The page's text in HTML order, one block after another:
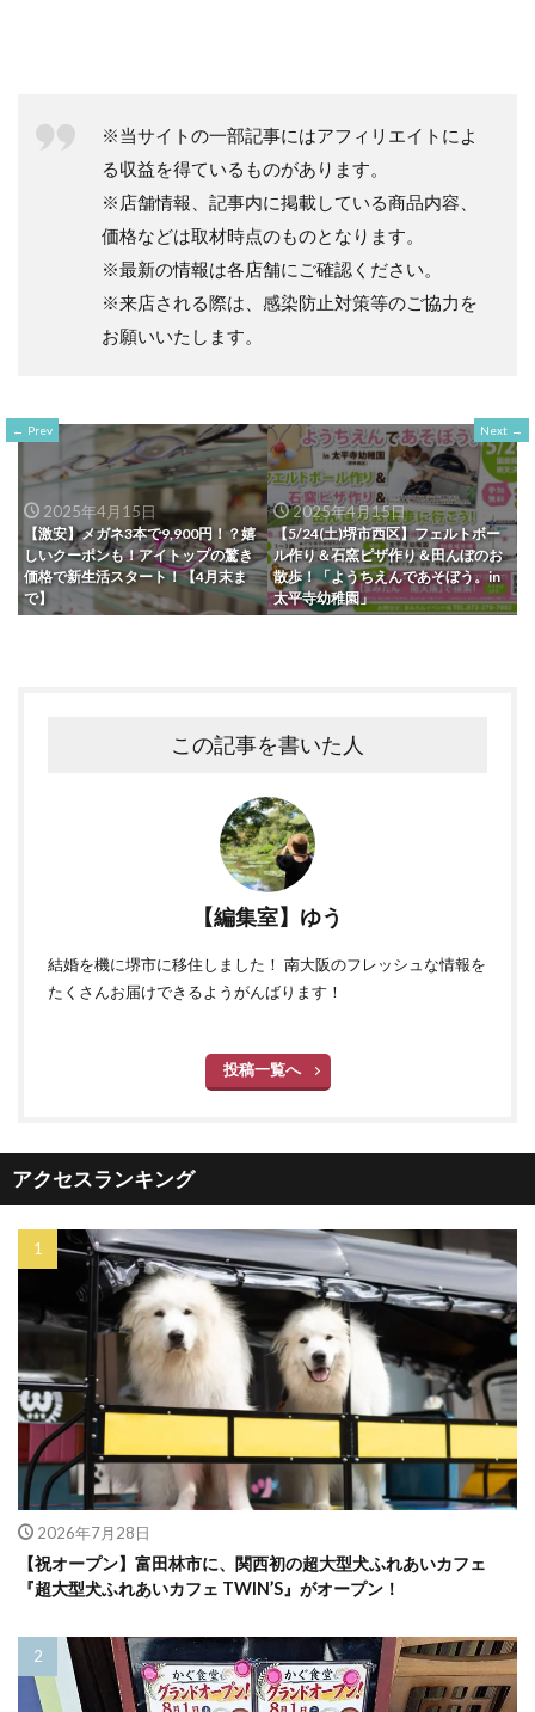
※当サイトの一部記事にはアフィリエイトによ
る収益を得ているものがあります。
※店舗情報、記事内に掲載している商品内容、
価格などは取材時点のものとなります。
※最新の情報は各店舗にご確認ください。
※来店される際は、感染防止対策等のご協力を
お願いいたします。
Prev
2025年4月15日
【激安】メガネ3本で9,900円！？嬉
しいクーポンも！アイトップの驚き
価格で新生活スタート！【4月末ま
で】
Next
2025年4月15日
【5/24(土)堺市西区】フェルトボー
ル作り＆石窯ピザ作り＆田んぼのお
散歩！「ようちえんであそぼう。in
太平寺幼稚園」
この記事を書いた人
【編集室】ゆう
結婚を機に堺市に移住しました！ 南大阪のフレッシュな情報を
たくさんお届けできるようがんばります！
投稿一覧へ
アクセスランキング
2026年7月28日
【祝オープン】富田林市に、関西初の超大型犬ふれあいカフェ
『超大型犬ふれあいカフェ TWIN’S』がオープン！